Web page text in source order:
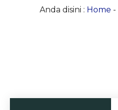
Anda disini : Home -